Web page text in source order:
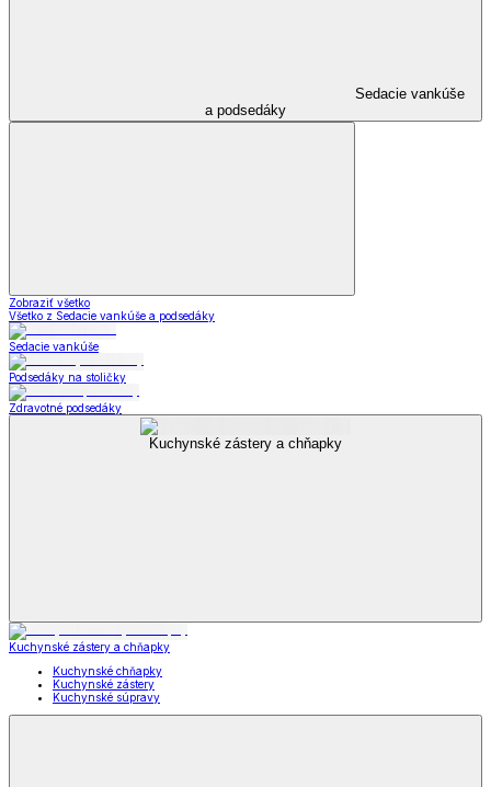
Sedacie vankúše
a podsedáky
Zobraziť všetko
Všetko z Sedacie vankúše a podsedáky
Sedacie vankúše
Podsedáky na stoličky
Zdravotné podsedáky
Kuchynské zástery a chňapky
Kuchynské zástery a chňapky
Kuchynské chňapky
Kuchynské zástery
Kuchynské súpravy